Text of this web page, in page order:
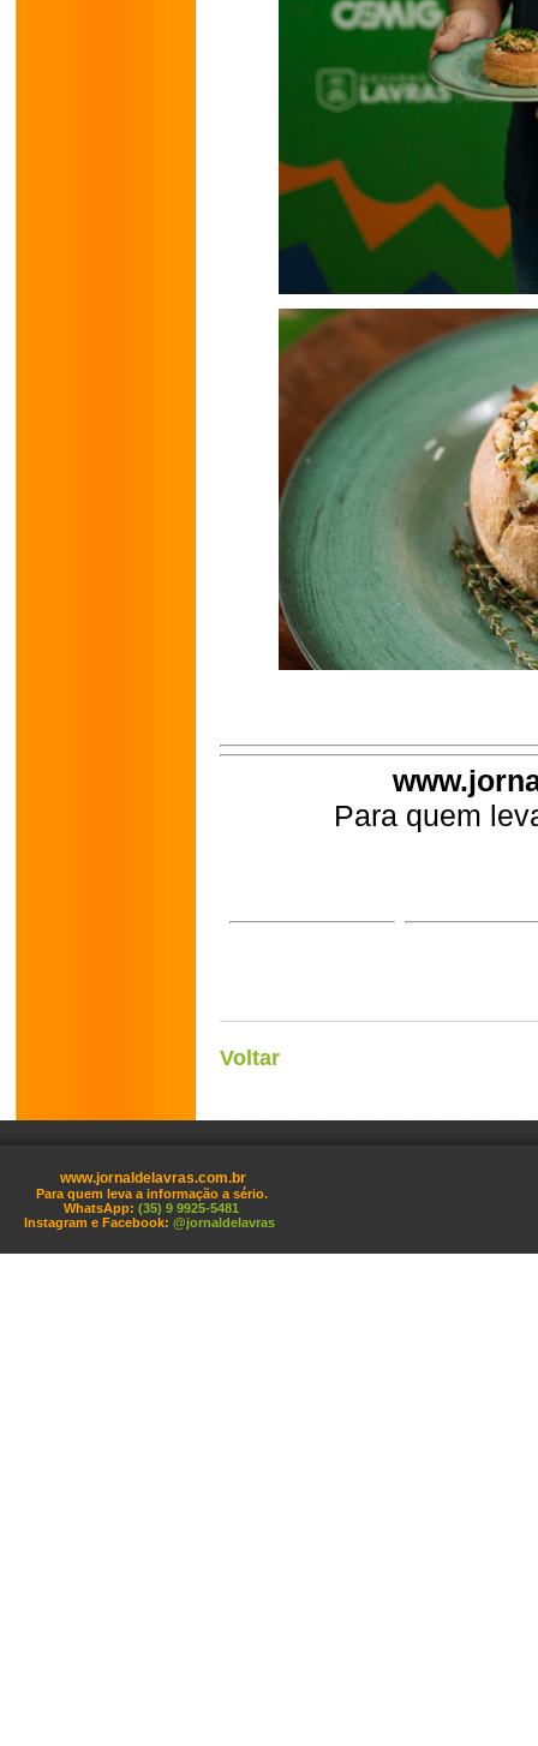
Para quem
Voltar
www.jornaldelavras.com.br
Para quem leva a informação a sério.
WhatsApp: (35) 9 9925-5481
Instagram e Facebook: @jornaldelavras